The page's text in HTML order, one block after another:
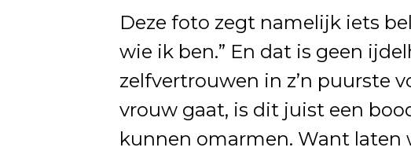
Deze foto zegt namelijk iets
wie ik ben.” En dat is geen
zelfvertrouwen in z’n puurste
vrouw gaat, is dit juist een
kunnen omarmen. Want laten